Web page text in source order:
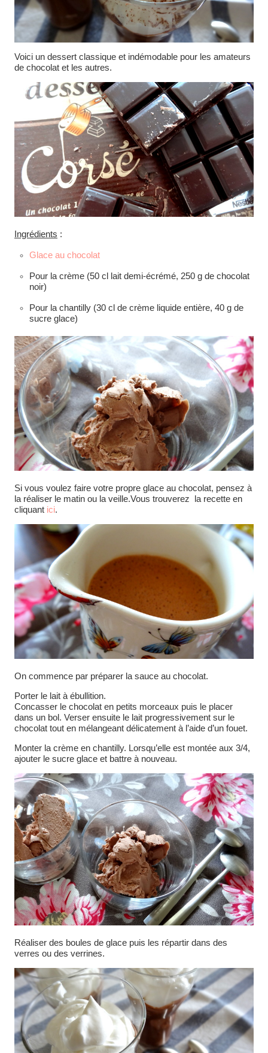
Voici un dessert classique et indémodable pour les amateurs
de chocolat et les autres.
Ingrédients :
Glace au chocolat
Pour la crème (50 cl lait demi-écrémé, 250 g de chocolat
noir)
Pour la chantilly (30 cl de crème liquide entière, 40 g de
sucre glace)
Si vous voulez faire votre propre glace au chocolat, pensez à
la réaliser le matin ou la veille.Vous trouverez la recette en
cliquant ici.
On commence par préparer la sauce au chocolat.
Porter le lait à ébullition.
Concasser le chocolat en petits morceaux puis le placer
dans un bol. Verser ensuite le lait progressivement sur le
chocolat tout en mélangeant délicatement à l’aide d’un fouet.
Monter la crème en chantilly. Lorsqu’elle est montée aux 3/4,
ajouter le sucre glace et battre à nouveau.
Réaliser des boules de glace puis les répartir dans des
verres ou des verrines.